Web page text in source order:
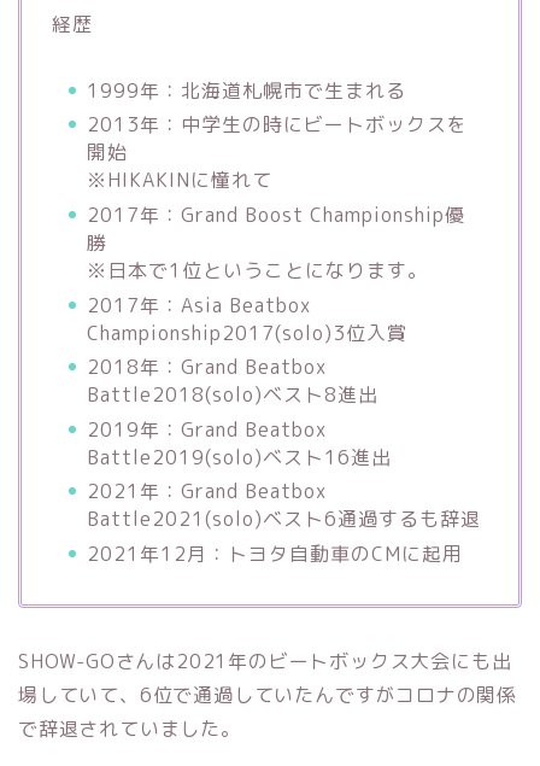
経歴
1999年：北海道札幌市で生まれる
2013年：中学生の時にビートボックスを
開始
※HIKAKINに憧れて
2017年：Grand Boost Championship優
勝
※日本で1位ということになります。
2017年：Asia Beatbox
Championship2017(solo)3位入賞
2018年：Grand Beatbox
Battle2018(solo)ベスト8進出
2019年：Grand Beatbox
Battle2019(solo)ベスト16進出
2021年：Grand Beatbox
Battle2021(solo)ベスト6通過するも辞退
2021年12月：トヨタ自動車のCMに起用
SHOW-GOさんは2021年のビートボックス大会にも出
場していて、6位で通過していたんですがコロナの関係
で辞退されていました。